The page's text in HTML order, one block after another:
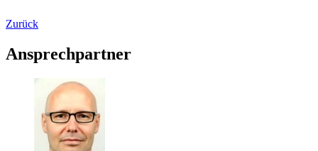
Zurück
Ansprechpartner